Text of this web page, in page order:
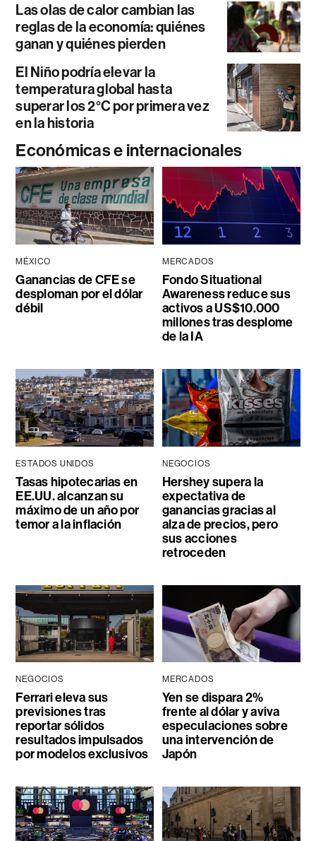
Las olas de calor cambian las
reglas de la economía: quiénes
ganan y quiénes pierden
El Niño podría elevar la
temperatura global hasta
superar los 2°C por primera vez
en la historia
Económicas e internacionales
MÉXICO
Ganancias de CFE se
desploman por el dólar
débil
MERCADOS
Fondo Situational
Awareness reduce sus
activos a US$10.000
millones tras desplome
de la IA
ESTADOS UNIDOS
Tasas hipotecarias en
EE.UU. alcanzan su
máximo de un año por
temor a la inflación
NEGOCIOS
Hershey supera la
expectativa de
ganancias gracias al
alza de precios, pero
sus acciones
retroceden
NEGOCIOS
Ferrari eleva sus
previsiones tras
reportar sólidos
resultados impulsados
por modelos exclusivos
MERCADOS
Yen se dispara 2%
frente al dólar y aviva
especulaciones sobre
una intervención de
Japón